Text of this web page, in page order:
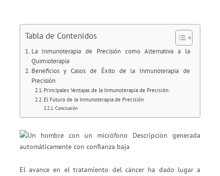
Tabla de Contenidos
La Inmunoterapia de Precisión como Alternativa a la
Quimioterapia
Beneficios y Casos de Éxito de la Inmunoterapia de
Precisión
Principales Ventajas de la Inmunoterapia de Precisión:
El Futuro de la Inmunoterapia de Precisión
Conclusión
El avance en el tratamiento del cáncer ha dado lugar a